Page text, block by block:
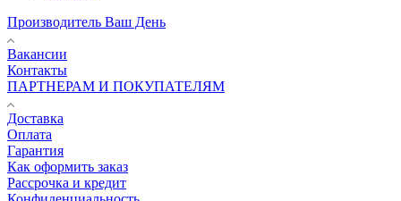
Производитель Ваш День
Вакансии
Контакты
ПАРТНЕРАМ И ПОКУПАТЕЛЯМ
Доставка
Оплата
Гарантия
Как оформить заказ
Рассрочка и кредит